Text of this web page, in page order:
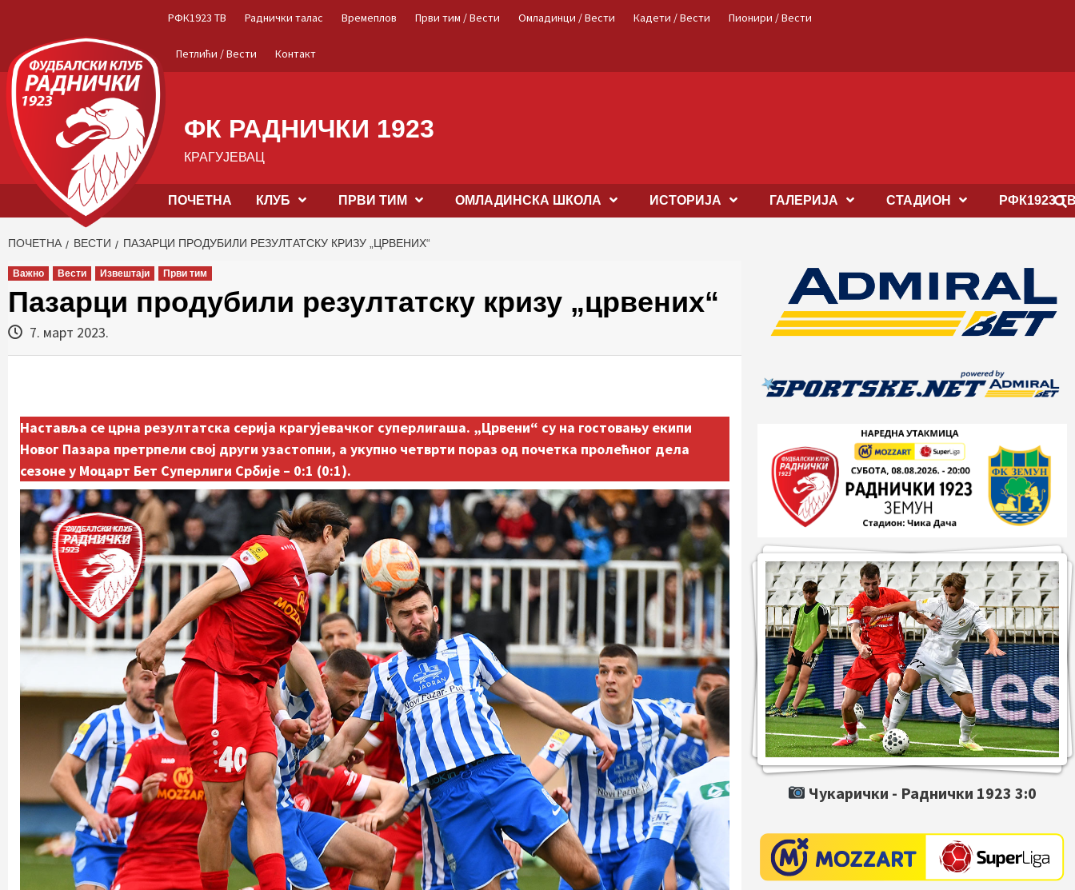
content
РФК1923 ТВ Раднички талас Времеплов Први тим / Вести Омладинци / Вести Кадети / Вести Пионири / Вести
Петлићи / Вести Контакт
ФК РАДНИЧКИ 1923
КРАГУЈЕВАЦ
ПОЧЕТНА КЛУБ ПРВИ ТИМ OМЛАДИНСКА ШКОЛА ИСТОРИЈА ГАЛЕРИЈА СТАДИОН РФК1923
ПОЧЕТНА ВЕСТИ ПАЗАРЦИ ПРОДУБИЛИ РЕЗУЛТАТСКУ КРИЗУ „ЦРВЕНИХ“
Важно Вести Извештаји Први тим
Пазарци продубили резултатску кризу „црвених“
7. март 2023.
Наставља се црна резултатска серија крагујевачког суперлигаша. „Црвени“ су на гостовању екипи
Новог Пазара претрпели свој други узастопни, а укупно четврти пораз од почетка пролећног дела
сезоне у Моцарт Бет Суперлиги Србије – 0:1 (0:1).
Чукарички - Раднички 1923 3:0